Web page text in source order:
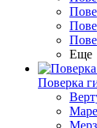
Еще
Поверка